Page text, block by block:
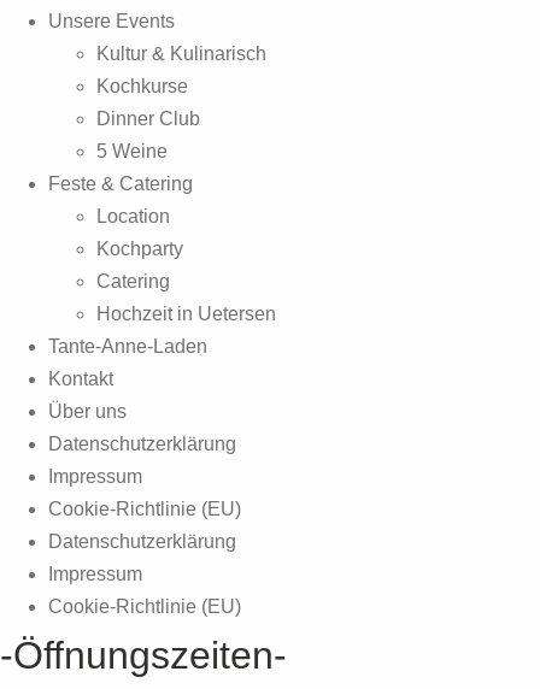
Unsere Events
Kultur & Kulinarisch
Kochkurse
Dinner Club
5 Weine
Feste & Catering
Location
Kochparty
Catering
Hochzeit in Uetersen
Tante-Anne-Laden
Kontakt
Über uns
Datenschutzerklärung
Impressum
Cookie-Richtlinie (EU)
Datenschutzerklärung
Impressum
Cookie-Richtlinie (EU)
-Öffnungszeiten-